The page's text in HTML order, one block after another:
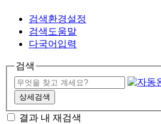
검색환경설정
검색도움말
다국어입력
검색
상세검색
결과 내 재검색